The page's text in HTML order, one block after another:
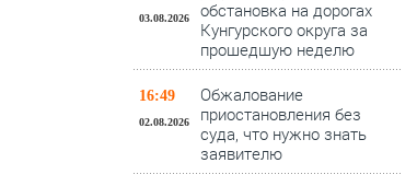
03.08.2026
обстановка на дорогах
Кунгурского округа за
прошедшую неделю
16:49
02.08.2026
Обжалование
приостановления без
суда, что нужно знать
заявителю